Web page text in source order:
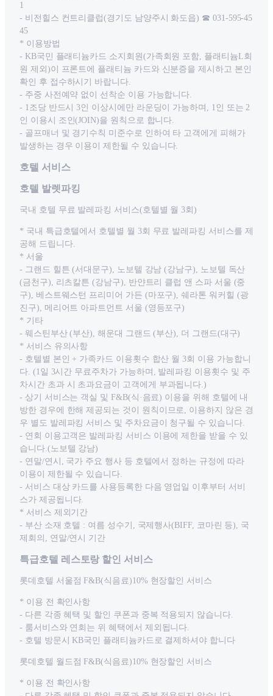
1
- 비전힐스 컨트리클럽(경기도 남양주시 화도읍) ☎ 031-595-45
45
* 이용방법
- KB국민 플래티늄카드 소지회원(가족회원 포함, 플래티늄L회
원 제외)이 프론트에 플래티늄 카드와 신분증을 제시하고 본인
확인 후 접수하시기 바랍니다.
- 주중 사전예약 없이 선착순 이용 가능합니다.
- 1조당 반드시 3인 이상시에만 라운딩이 가능하며, 1인 또는 2
인 이용시 조인(JOIN)을 원칙으로 합니다.
- 골프매너 및 경기수칙 미준수로 인하여 타 고객에게 피해가
발생하는 경우 이용이 제한될 수 있습니다.
호텔 서비스
호텔 발렛파킹
국내 호텔 무료 발레파킹 서비스(호텔별 월 3회)
* 국내 특급호텔에서 호텔별 월 3회 무료 발레파킹 서비스를 제
공해 드립니다.
* 서울
- 그랜드 힐튼 (서대문구), 노보텔 강남 (강남구), 노보텔 독산
(금천구), 리츠칼튼 (강남구), 반얀트리 클럽 앤 스파 서울 (중
구), 베스트웨스턴 프리미어 가든 (마포구), 쉐라톤 워커힐 (광
진구), 메리어트 아파트먼트 서울 (영등포구)
* 기타
- 웨스틴부산 (부산), 해운대 그랜드 (부산), 더 그랜드(대구)
* 서비스 유의사항
- 호텔별 본인 + 가족카드 이용횟수 합산 월 3회 이용 가능합니
다. (1일 3시간 무료주차가 가능하며, 발레파킹 이용횟수 및 주
차시간 초과 시 초과요금이 고객에게 부과됩니다.)
- 상기 서비스는 객실 및 F&B(식·음료) 이용을 위해 호텔에 내
방한 경우에 한해 제공되는 것이 원칙이므로, 이용하지 않은 경
우 별도 발레파킹 서비스 및 주차요금이 청구될 수 있습니다.
- 연회 이용고객은 발레파킹 서비스 이용에 제한을 받을 수 있
습니다.(노보텔 강남)
- 연말/연시, 국가 주요 행사 등 호텔에서 정하는 규정에 따라
이용이 제한될 수 있습니다.
- 서비스 대상 카드를 사용등록한 다음 영업일 이후부터 서비
스가 제공됩니다.
* 서비스 제외기간
- 부산 소재 호텔 : 여름 성수기, 국제행사(BIFF, 코마린 등), 국
제회의, 연말/연시 기간
특급호텔 레스토랑 할인 서비스
롯데호텔 서울점 F&B(식음료)10% 현장할인 서비스
* 이용 전 확인사항
- 다른 각종 혜택 및 할인 쿠폰과 중복 적용되지 않습니다.
- 룸서비스와 연회는 위 혜택에서 제외됩니다.
- 호텔 방문시 KB국민 플래티늄카드로 결제하셔야 합니다
롯데호텔 월드점 F&B(식음료)10% 현장할인 서비스
* 이용 전 확인사항